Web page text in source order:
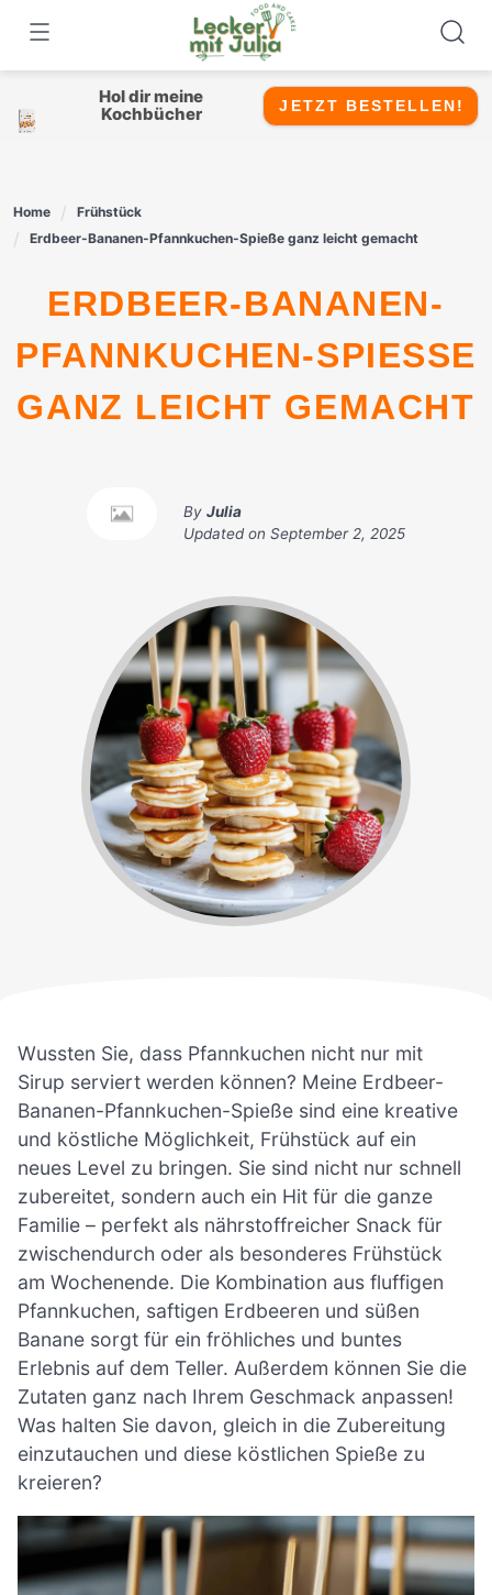
content
Hol dir meine
Kochbücher
JETZT BESTELLEN!
Home
Frühstück
Erdbeer-Bananen-Pfannkuchen-Spieße ganz leicht gemacht
ERDBEER-BANANEN-
PFANNKUCHEN-SPIESSE G
ANZ LEICHT GEMACHT
By Julia
Updated on September 2, 2025
Wussten Sie, dass Pfannkuchen nicht nur mit
Sirup serviert werden können? Meine Erdbeer-
Bananen-Pfannkuchen-Spieße sind eine kreative
und köstliche Möglichkeit, Frühstück auf ein
neues Level zu bringen. Sie sind nicht nur schnell
zubereitet, sondern auch ein Hit für die ganze
Familie – perfekt als nährstoffreicher Snack für
zwischendurch oder als besonderes Frühstück
am Wochenende. Die Kombination aus fluffigen
Pfannkuchen, saftigen Erdbeeren und süßen
Banane sorgt für ein fröhliches und buntes
Erlebnis auf dem Teller. Außerdem können Sie die
Zutaten ganz nach Ihrem Geschmack anpassen!
Was halten Sie davon, gleich in die Zubereitung
einzutauchen und diese köstlichen Spieße zu
kreieren?